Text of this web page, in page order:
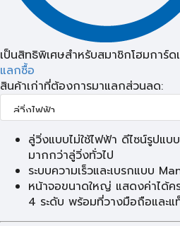
เป็นสิทธิพิเศษสำหรับสมาชิกโฮมการ์ด
แลกซื้อ
สินค้าเก่าที่ต้องการมาแลกส่วนลด:
ลู่วิ่งแบบไม่ใช้ไฟฟ้า ดีไซน์รูปแ
มากกว่าลู่วิ่งทั่วไป
ระบบความเร็วและเบรกแบบ
หน้าจอขนาดใหญ่ แสดงค่าได้ค
4 ระดับ พร้อมที่วางมือถือและแ